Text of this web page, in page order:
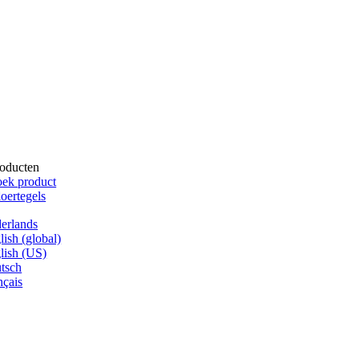
(global)
(US)
product